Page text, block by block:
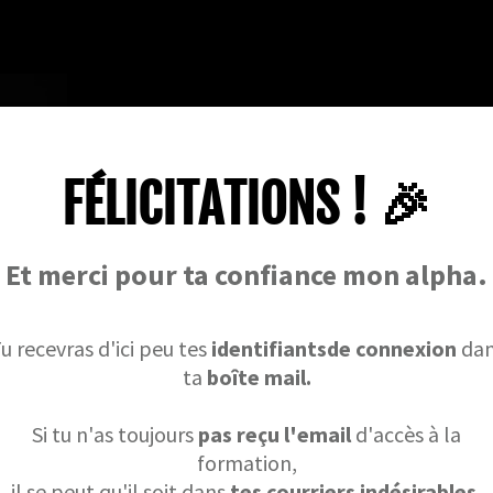
FÉLICITATIONS ! 🎉
Et merci pour ta confiance mon alpha.
recevras d'ici peu tes identifiantsde connexion
ta boîte mail.
Si tu n'as toujours pas reçu l'email d'accès à la
formation,